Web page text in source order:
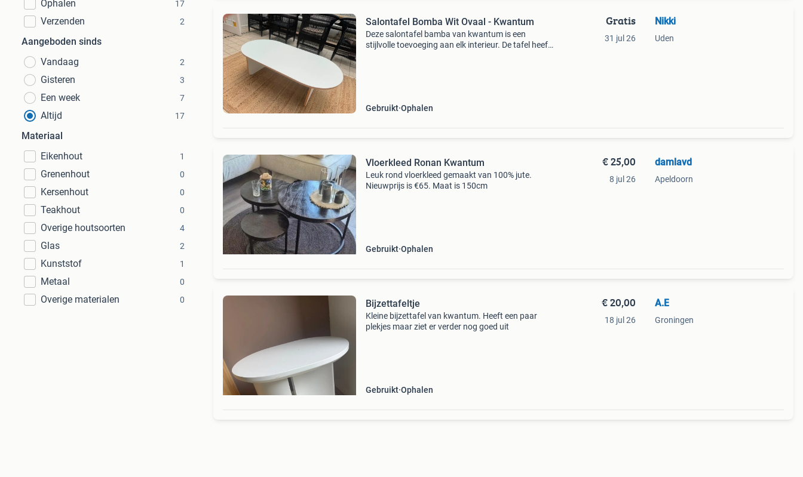
Ophalen
17
Verzenden 2
Aangeboden sinds
Vandaag
2
Gisteren 3
Een week 7
Altijd 17
Materiaal
Eikenhout
1
Grenenhout 0
Kersenhout 0
Teakhout 0
Overige houtsoorten 4
Glas 2
Kunststof 1
Metaal 0
Overige materialen 0
Salontafel Bomba Wit Ovaal - Kwantum
Deze salontafel bamba van kwantum is een
stijlvolle toevoeging aan elk interieur. De tafel heeft
Gebruikt Ophalen
Gratis
31 jul 26
Nikki
Uden
Vloerkleed Ronan Kwantum
Leuk rond vloerkleed gemaakt van 100% jute.
Nieuwprijs is €65. Maat is 150cm
Gebruikt Ophalen
€ 25,00
8 jul 26
damlavd
Apeldoorn
Bijzettafeltje
Kleine bijzettafel van kwantum. Heeft een paar
plekjes maar ziet er verder nog goed uit
Gebruikt Ophalen
€ 20,00
18 jul 26
A.E
Groningen